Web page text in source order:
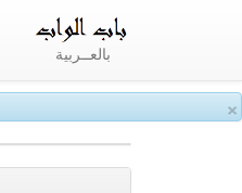
×
بالعــربية